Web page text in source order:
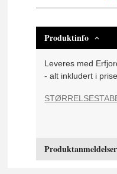
Produktinfo
Leveres med
- alt inkludert i